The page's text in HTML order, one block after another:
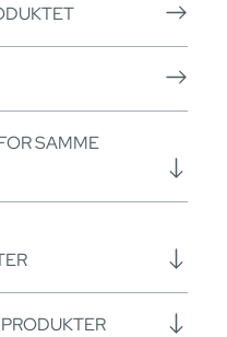
SAMME